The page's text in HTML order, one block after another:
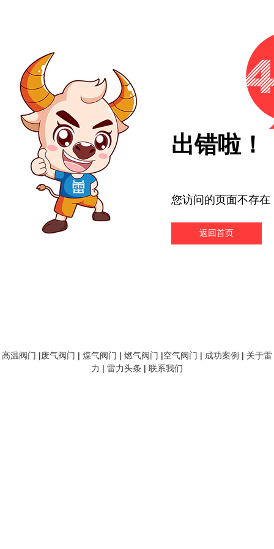
出错啦！
您访问的页面不存在
返回首页
高温阀门 |废气阀门 | 煤气阀门 | 燃气阀门 |空气阀门 | 成功案例 | 关于雷
力 | 雷力头条 | 联系我们